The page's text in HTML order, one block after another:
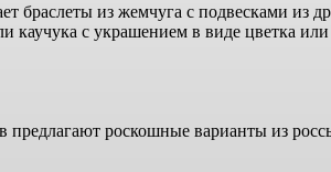
браслеты из жемчуга с подвесками из
с украшением в виде цветка
роскошные варианты из